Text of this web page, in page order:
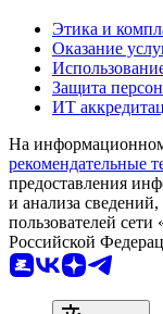
Этика и
Оказание
Защита
ИТ
На
рекомендательные
предоставления
и анализа
пользователей
Российской